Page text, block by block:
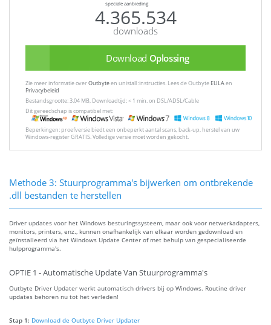
speciale aanbieding
4.365.534
downloads
Download Oplossing
Zie meer informatie overOutbyteen unistall :instructies. Lees de Outbyte EULAen
Privacybeleid
Bestandsgrootte: 3.04 MB, Downloadtijd: < 1 min. on DSL/ADSL/Cable
Dit gereedschap is compatibel met:
Beperkingen: proefversie biedt een onbeperkt aantal scans, back-up, herstel van uw
Windows-register GRATIS. Volledige versie moet worden gekocht.
Methode 3: Stuurprogramma's bijwerken om ontbrekende
.dll bestanden te herstellen
Driver updates voor het Windows besturingssysteem, maar ook voor netwerkadapters,
monitors, printers, enz., kunnen onafhankelijk van elkaar worden gedownload en
geïnstalleerd via het Windows Update Center of met behulp van gespecialiseerde
hulpprogramma's.
OPTIE 1 - Automatische Update Van Stuurprogramma's
Outbyte Driver Updater werkt automatisch drivers bij op Windows. Routine driver
updates behoren nu tot het verleden!
Stap 1: Download de Outbyte Driver Updater